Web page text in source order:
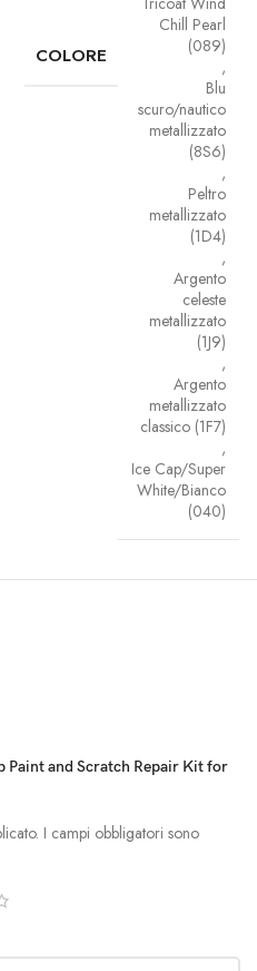
COLORE
Chill Pearl
(089)
,
Blu
scuro/nautico
metallizzato
(8S6)
,
Peltro
metallizzato
(1D4)
,
Argento
celeste
metallizzato
(1J9)
,
Argento
metallizzato
classico (1F7)
,
Ice Cap/Super
White/Bianco
(040)
Paint and Scratch Repair Kit for
I campi obbligatori sono